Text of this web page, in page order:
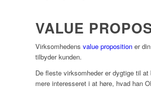
VALUE
Virksomhedens value proposition er din
tilbyder kunden.
De fleste virksomheder er dygtige til
mere interesseret i at høre, hvad han